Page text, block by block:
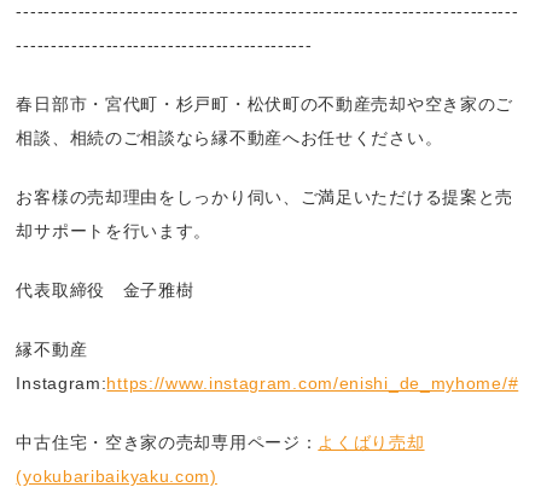
-------------------------------------------------------------------------
-------------------------------------------
春日部市・宮代町・杉戸町・松伏町の不動産売却や空き家のご
相談、相続のご相談なら縁不動産へお任せください。
お客様の売却理由をしっかり伺い、ご満足いただける提案と売
却サポートを行います。
代表取締役 金子雅樹
縁不動産
Instagram:https://www.instagram.com/enishi_de_myhome/#
中古住宅・空き家の売却専用ページ： よくばり売却
(yokubaribaikyaku.com)